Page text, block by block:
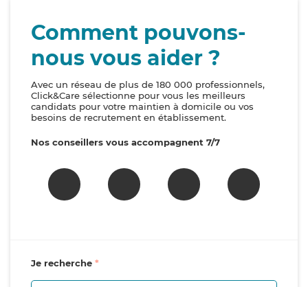
Comment pouvons-
nous vous aider ?
Avec un réseau de plus de 180 000 professionnels,
Click&Care sélectionne pour vous les meilleurs
candidats pour votre maintien à domicile ou vos
besoins de recrutement en établissement.
Nos conseillers vous accompagnent 7/7
Je recherche